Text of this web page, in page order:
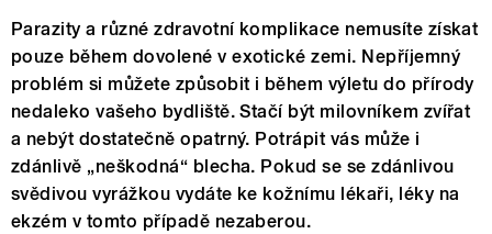
Parazity a různé zdravotní komplikace nemusíte získat
pouze během dovolené v exotické zemi. Nepříjemný
problém si můžete způsobit i během výletu do přírody
nedaleko vašeho bydliště. Stačí být milovníkem zvířat
a nebýt dostatečně opatrný. Potrápit vás může i
zdánlivě „neškodná“ blecha. Pokud se se zdánlivou
svědivou vyrážkou vydáte ke kožnímu lékaři, léky na
ekzém v tomto případě nezaberou.